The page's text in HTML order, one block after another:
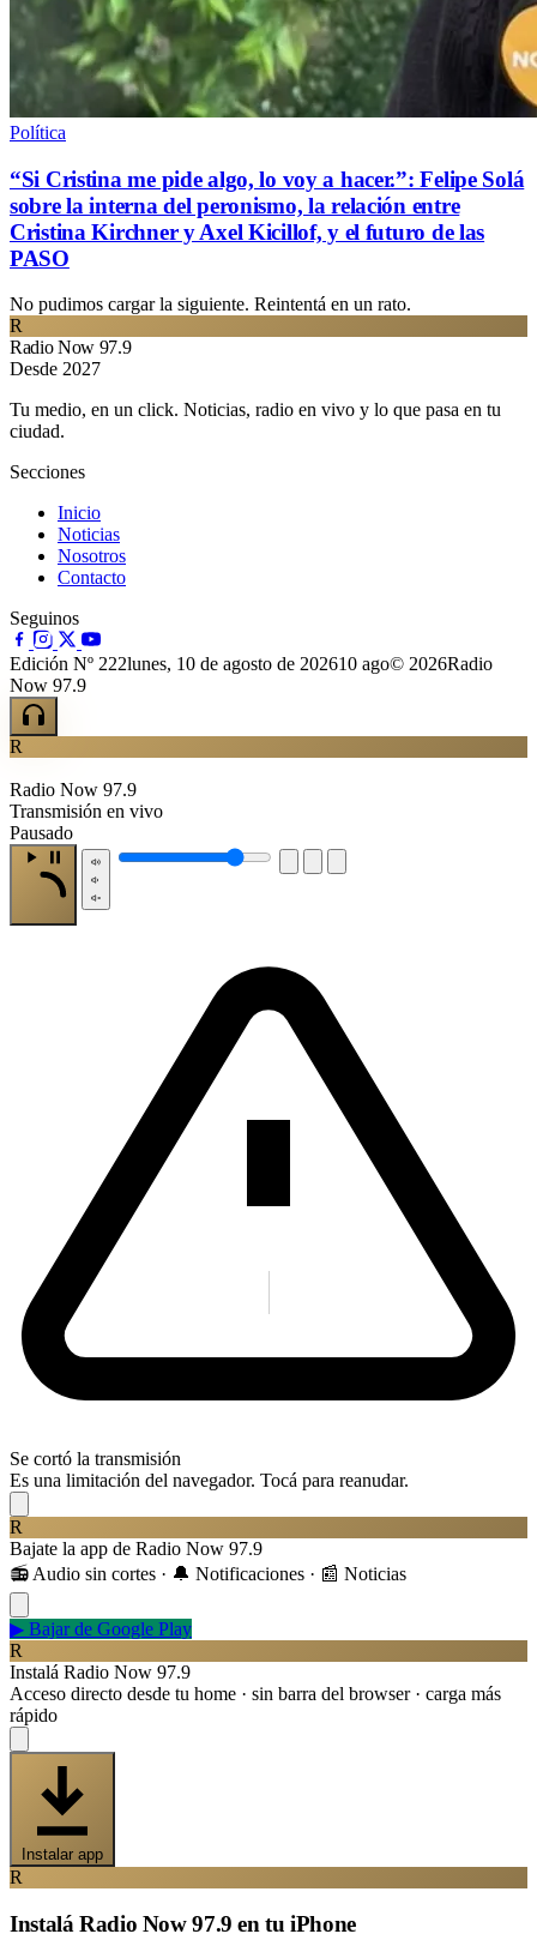
Política
“Si Cristina me pide algo, lo voy a hacer.”: Felipe Solá
sobre la interna del peronismo, la relación entre
Cristina Kirchner y Axel Kicillof, y el futuro de las
PASO
No pudimos cargar la siguiente. Reintentá en un rato.
R
Radio Now 97.9
Desde 2027
Tu medio, en un click. Noticias, radio en vivo y lo que pasa en tu
ciudad.
Secciones
Inicio
Noticias
Nosotros
Contacto
Seguinos
Edición Nº 222lunes, 10 de agosto de 202610 ago© 2026Radio
Now 97.9
R
Radio Now 97.9
Transmisión en vivo
Pausado
Se cortó la transmisión
Es una limitación del navegador. Tocá para reanudar.
R
Bajate la app de Radio Now 97.9
📻 Audio sin cortes · 🔔 Notificaciones · 📰 Noticias
▶ Bajar de Google Play
R
Instalá Radio Now 97.9
Acceso directo desde tu home · sin barra del browser · carga más
rápido
Instalar app
R
Instalá Radio Now 97.9 en tu iPhone